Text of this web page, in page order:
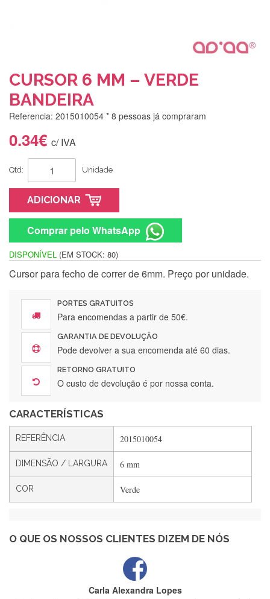
CURSOR 6 MM – VERDE
BANDEIRA
Referencia: 2015010054 * 8 pessoas já compraram
0.34€ c/ IVA
Qtd: Unidade
ADICIONAR
Comprar pelo WhatsApp
DISPONÍVEL (EM STOCK: 80)
Cursor para fecho de correr de 6mm. Preço por unidade.
PORTES GRATUITOS
Para encomendas a partir de 50€.
GARANTIA DE DEVOLUÇÃO
Pode devolver a sua encomenda até 60 dias.
RETORNO GRATUITO
O custo de devolução é por nossa conta.
CARACTERÍSTICAS
REFERÊNCIA 2015010054
DIMENSÃO / LARGURA 6 mm
COR Verde
O QUE OS NOSSOS CLIENTES DIZEM DE NÓS
Silvia Lopes
encomendar.
Silvia André
Gostei ,Serviço bastante rápido. recomendo
Rápido, atendimento 5*. Hoje chegará a segunda encomenda
feita de muitas certamente❤️
estrelas
Carla Alexandra Lopes